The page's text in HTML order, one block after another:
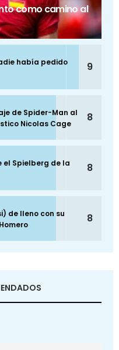
como camino al
había pedido
9
de Spider-Man al
Nicolas Cage
8
el Spielberg de la
8
de lleno con su
8